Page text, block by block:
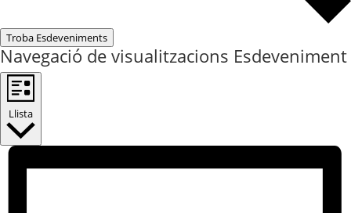
Troba Esdeveniments
Navegació de visualitzacions Esdeveniment
Llista